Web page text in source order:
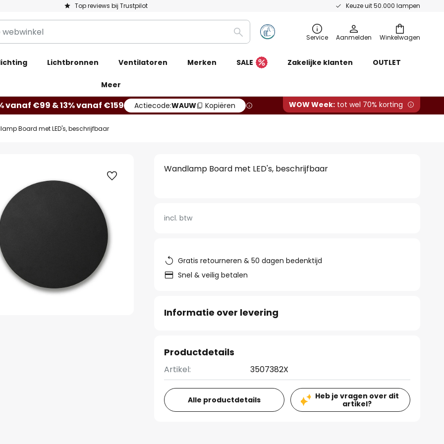
Top reviews bij Trustpilot Keuze uit 50.000 lampen
Winkelwagen
Zoeken Service Aanmelden
Lichtbronnen Ventilatoren Merken SALE Zakelijke klanten OUTLET
Meer
vanaf €99 & 13% vanaf €159 Actiecode:WAUW Kopiëren WOW Week: tot wel 70% korting
Board met LED's, beschrijfbaar
Wandlamp Board met LED's, beschrijfbaar
incl. btw
Gratis retourneren & 50 dagen bedenktijd
Snel & veilig betalen
Informatie over levering
Productdetails
Artikel: 3507382X
Alle productdetails
Heb je vragen over dit
artikel?